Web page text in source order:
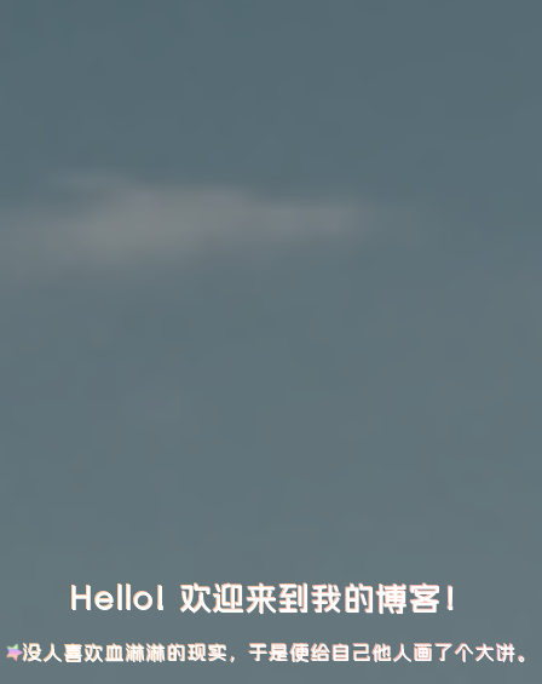
Hello! 欢迎来到我的博客！
没人喜欢血淋淋的现实，于是便给自己他人画了个大饼。